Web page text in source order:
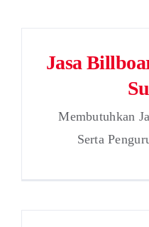
Jasa
Membutuhkan
Serta